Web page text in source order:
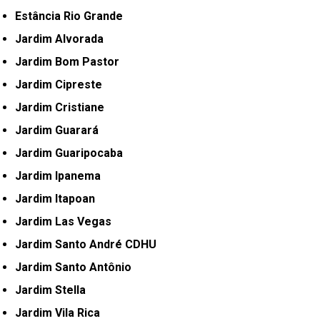
Estância Rio Grande
Jardim Alvorada
Jardim Bom Pastor
Jardim Cipreste
Jardim Cristiane
Jardim Guarará
Jardim Guaripocaba
Jardim Ipanema
Jardim Itapoan
Jardim Las Vegas
Jardim Santo André CDHU
Jardim Santo Antônio
Jardim Stella
Jardim Vila Rica